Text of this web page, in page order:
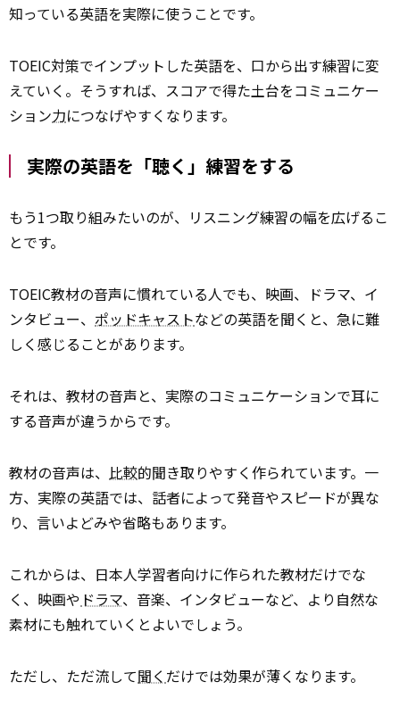
知っている英語を実際に使うことです。
TOEIC対策でインプットした英語を、口から出す練習に変
えていく。そうすれば、スコアで得た土台をコミュニケー
ション力につなげやすくなります。
実際の英語を「聴く」練習をする
もう1つ取り組みたいのが、リスニング練習の幅を広げるこ
とです。
TOEIC教材の音声に慣れている人でも、映画、ドラマ、イ
ンタビュー、 ポッドキャストなどの英語を聞くと、急に難
しく感じることがあります。
それは、教材の音声と、実際のコミュニケーションで耳に
する音声が違うからです。
教材の音声は、 比較的聞き取りやすく作られています。一
方、実際の英語では、話者によって発音やスピードが異な
り、言いよどみや省略もあります。
これからは、日本人学習者向けに作られた教材だけでな
く、映画や ドラマ、音楽、インタビューなど、より自然な
素材にも触れていくとよいでしょう。
ただし、ただ流して聞く だけでは効果が薄くなります。